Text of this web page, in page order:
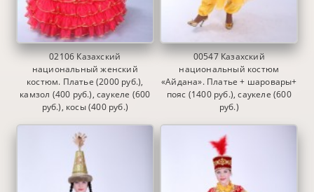
02106 Казахский
национальный женский
костюм. Платье (2000 руб.),
камзол (400 руб.), саукеле (600
руб.), косы (400 руб.)
00547 Казахский
национальный костюм
«Айдана». Платье + шаровары+
пояс (1400 руб.), саукеле (600
руб.)